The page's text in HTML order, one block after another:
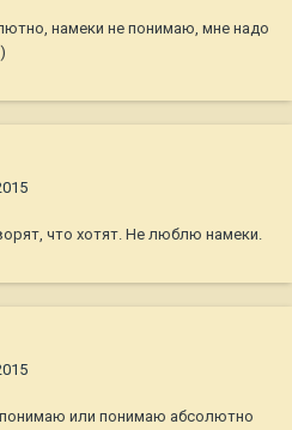
намеки не понимаю, мне надо
что хотят. Не люблю намеки.
или понимаю абсолютно